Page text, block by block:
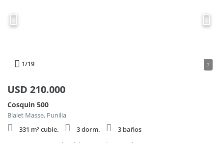
1/19 7
USD 210.000
Cosquin 500
Bialet Masse, Punilla
331 m² cubie.
3 dorm.
3 baños